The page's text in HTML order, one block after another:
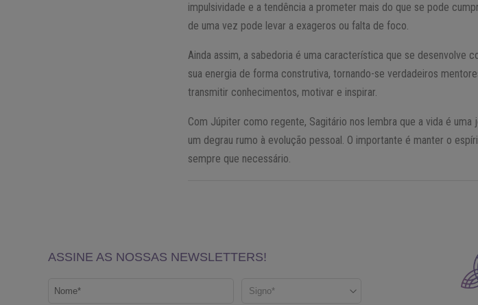
impulsividade e a tendência a prometer mais do que se pode
de uma vez pode levar a exageros ou falta de foco.
Ainda assim, a sabedoria é uma característica que se desenvolve
sua energia de forma construtiva, tornando-se verdadeiros
transmitir conhecimentos, motivar e inspirar.
Com Júpiter como regente, Sagitário nos lembra que a vida é
um degrau rumo à evolução pessoal. O importante é manter o
sempre que necessário.